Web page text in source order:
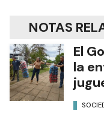
NOTAS
El
la